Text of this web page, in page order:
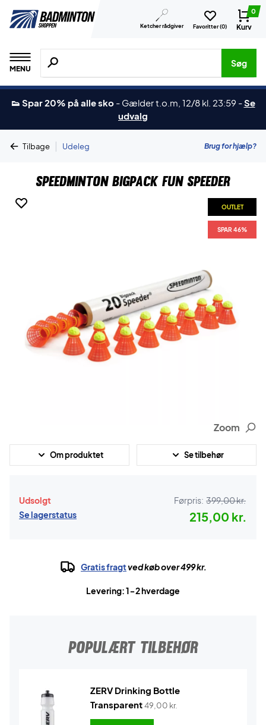
Ketcher rådgiver Favoritter (0)
0
Kurv
MENU
Søg efter produkter, mærker etc.
Søg
👟 Spar 20% på alle sko - Gælder t.o.m, 12/8 kl. 23:59 -Se
udvalg
Tilbage | Udeleg Brug for hjælp?
Speedminton Bigpack Fun Speeder
OUTLET
SPAR 46%
Zoom
Om produktet Se tilbehør
Udsolgt
Se lagerstatus
Førpris: 399,00 kr.
215,00 kr.
Gratis fragtved køb over 499 kr.
Levering: 1-2 hverdage
POPULÆRT TILBEHØR
ZERV Drinking Bottle
Transparent49,00 kr.